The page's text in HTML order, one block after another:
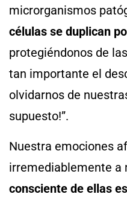
microrganismos
células se duplican
protegiéndonos de
tan importante el
olvidarnos de
supuesto!”.
Nuestra emociones
irremediablemente a
consciente de ellas